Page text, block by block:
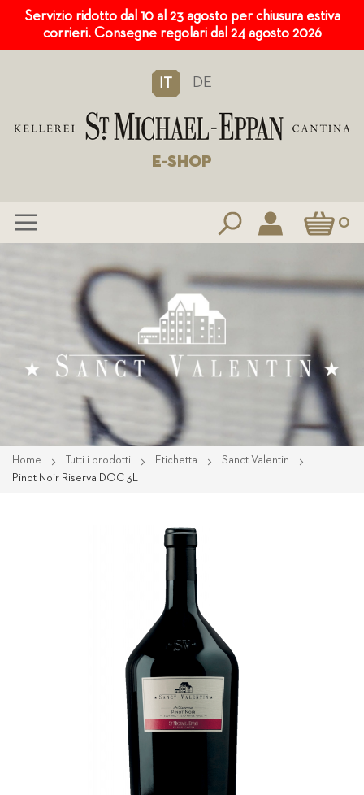
Servizio ridotto dal 10 al 23 agosto per chiusura estiva
corrieri. Consegne regolari dal 24 agosto 2026
IT DE
E-SHOP
Carrello0
Home Tutti i prodotti Etichetta
Sanct Valentin
Pinot Noir Riserva DOC 3L